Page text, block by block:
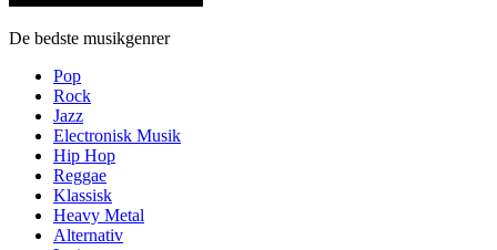
De bedste musikgenrer
Pop
Rock
Jazz
Electronisk Musik
Hip Hop
Reggae
Klassisk
Heavy Metal
Alternativ